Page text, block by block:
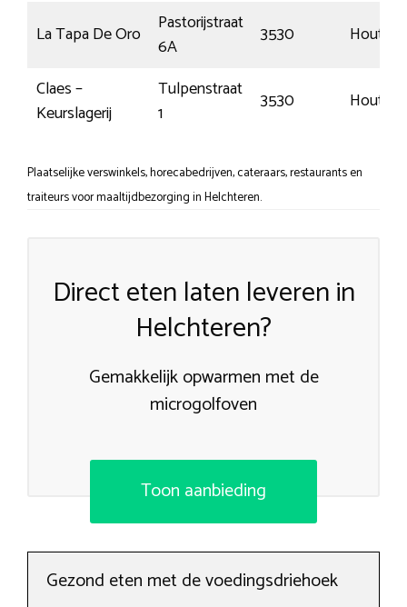
La Tapa De Oro
Pastorijstraat
6A
3530
Claes –
Keurslagerij
Tulpenstraat
1
3530
Plaatselijke verswinkels, horecabedrijven, cateraars, restaurants en
traiteurs voor maaltijdbezorging in Helchteren.
Direct eten laten leveren in
Helchteren?
Gemakkelijk opwarmen met de
microgolfoven
Toon aanbieding
Gezond eten met de voedingsdriehoek